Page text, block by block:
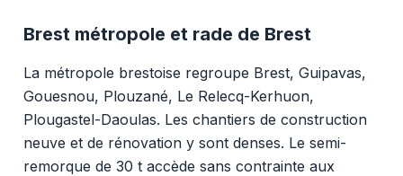
Brest métropole et rade de Brest
La métropole brestoise regroupe Brest, Guipavas,
Gouesnou, Plouzané, Le Relecq-Kerhuon,
Plougastel-Daoulas. Les chantiers de construction
neuve et de rénovation y sont denses. Le semi-
remorque de 30 t accède sans contrainte aux